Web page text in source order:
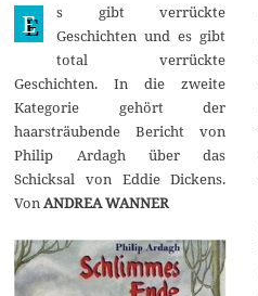
E
s gibt verrückte
Geschichten und es gibt
total verrückte
Geschichten. In die zweite
Kategorie gehört der
haarsträubende Bericht von
Philip Ardagh über das
Schicksal von Eddie Dickens.
Von ANDREA WANNER